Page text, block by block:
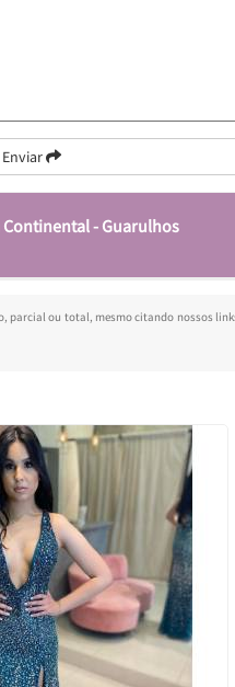
Enviar
Continental - Guarulhos
parcial ou total, mesmo citando nossos